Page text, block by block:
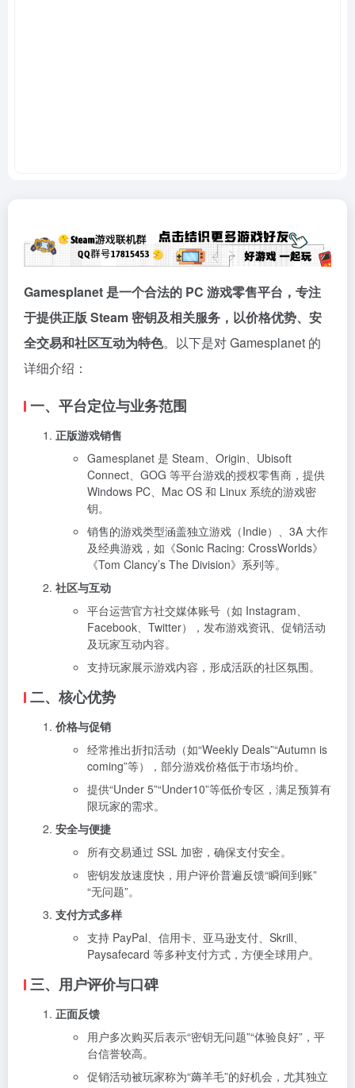
Gamesplanet 是一个合法的 PC 游戏零售平台，专注
于提供正版 Steam 密钥及相关服务，以价格优势、安
全交易和社区互动为特色。以下是对 Gamesplanet 的
详细介绍：
一、平台定位与业务范围
正版游戏销售
Gamesplanet 是 Steam、Origin、Ubisoft
Connect、GOG 等平台游戏的授权零售商，提供
Windows PC、Mac OS 和 Linux 系统的游戏密
钥。
销售的游戏类型涵盖独立游戏（Indie）、3A 大作
及经典游戏，如《Sonic Racing: CrossWorlds》
《Tom Clancy’s The Division》系列等。
社区与互动
平台运营官方社交媒体账号（如 Instagram、
Facebook、Twitter），发布游戏资讯、促销活动
及玩家互动内容。
支持玩家展示游戏内容，形成活跃的社区氛围。
二、核心优势
价格与促销
经常推出折扣活动（如“Weekly Deals”“Autumn is
coming”等），部分游戏价格低于市场均价。
提供“Under 5”“Under10”等低价专区，满足预算有
限玩家的需求。
安全与便捷
所有交易通过 SSL 加密，确保支付安全。
密钥发放速度快，用户评价普遍反馈“瞬间到账”
“无问题”。
支付方式多样
支持 PayPal、信用卡、亚马逊支付、Skrill、
Paysafecard 等多种支付方式，方便全球用户。
三、用户评价与口碑
正面反馈
用户多次购买后表示“密钥无问题”“体验良好”，平
台信誉较高。
促销活动被玩家称为“薅羊毛”的好机会，尤其独立